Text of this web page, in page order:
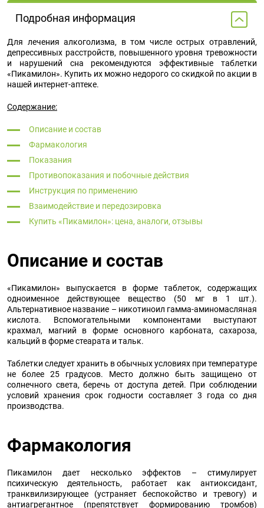
Подробная информация
Для лечения алкоголизма, в том числе острых отравлений,
депрессивных расстройств, повышенного уровня тревожности
и нарушений сна рекомендуются эффективные таблетки
«Пикамилон». Купить их можно недорого со скидкой по акции в
нашей интернет-аптеке.
Содержание:
Описание и состав
Фармакология
Показания
Противопоказания и побочные действия
Инструкция по применению
Взаимодействие и передозировка
Купить «Пикамилон»: цена, аналоги, отзывы
Описание и состав
«Пикамилон» выпускается в форме таблеток, содержащих
одноименное действующее вещество (50 мг в 1 шт.).
Альтернативное название – никотиноил гамма-аминомасляная
кислота. Вспомогательными компонентами выступают
крахмал, магний в форме основного карбоната, сахароза,
кальций в форме стеарата и тальк.
Таблетки следует хранить в обычных условиях при температуре
не более 25 градусов. Место должно быть защищено от
солнечного света, беречь от доступа детей. При соблюдении
условий хранения срок годности составляет 3 года со дня
производства.
Фармакология
Пикамилон дает несколько эффектов – стимулирует
психическую деятельность, работает как антиоксидант,
транквилизирующее (устраняет беспокойство и тревогу) и
антиагрегантное (препятствует формированию тромбов)